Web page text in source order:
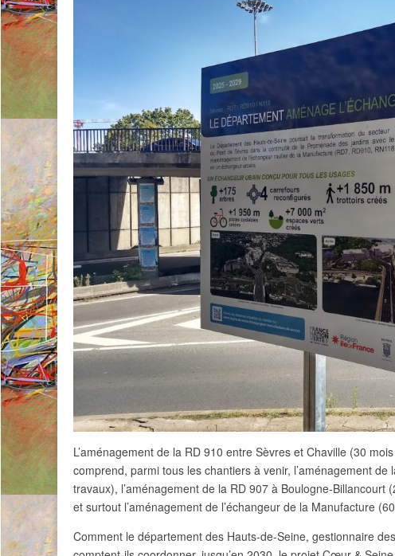
L’aménagement de la RD 910 entre Sèvres et Chaville (30
comprend, parmi tous les chantiers à venir, l’aménagement
travaux), l’aménagement de la RD 907 à Boulogne-Billancourt
et surtout l’aménagement de l’échangeur de la Manufacture
Comment le département des Hauts-de-Seine, gestionnaire